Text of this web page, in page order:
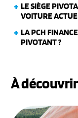
LE SIÈGE
VOITURE
LA PCH
PIVOTANT ?
À